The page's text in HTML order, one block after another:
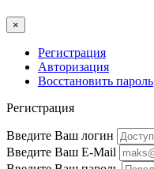
×
Регистрация
Авторизация
Восстановить пароль
Регистрация
Введите Ваш логин
Введите Ваш E-Mail